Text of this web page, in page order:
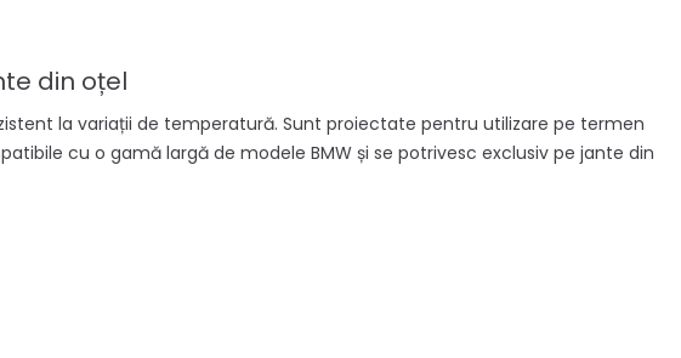
din oțel
la variații de temperatură. Sunt proiectate pentru utilizare pe termen
cu o gamă largă de modele BMW și se potrivesc exclusiv pe jante din